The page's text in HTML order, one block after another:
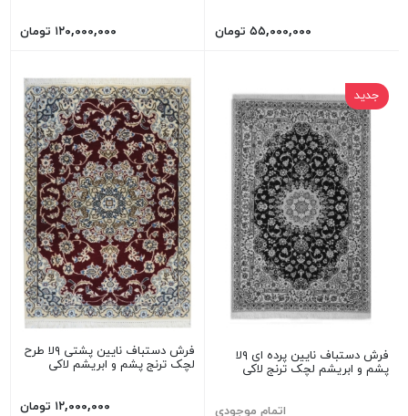
۵۵,۰۰۰,۰۰۰ تومان ۱۲۰,۰۰۰,۰۰۰ تومان
جدید
فرش دستباف نایین پرده ای ۹لا
پشم و ابریشم لچک ترنج لاکی
اتمام موجودی
فرش دستباف نایین پشتی ۹لا طرح
لچک ترنج پشم و ابریشم لاکی
۱۲,۰۰۰,۰۰۰ تومان